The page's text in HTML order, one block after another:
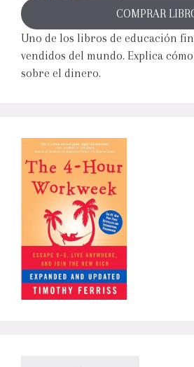
COMPRAR
Uno de los libros de educación
vendidos del mundo. Explica
sobre el dinero.